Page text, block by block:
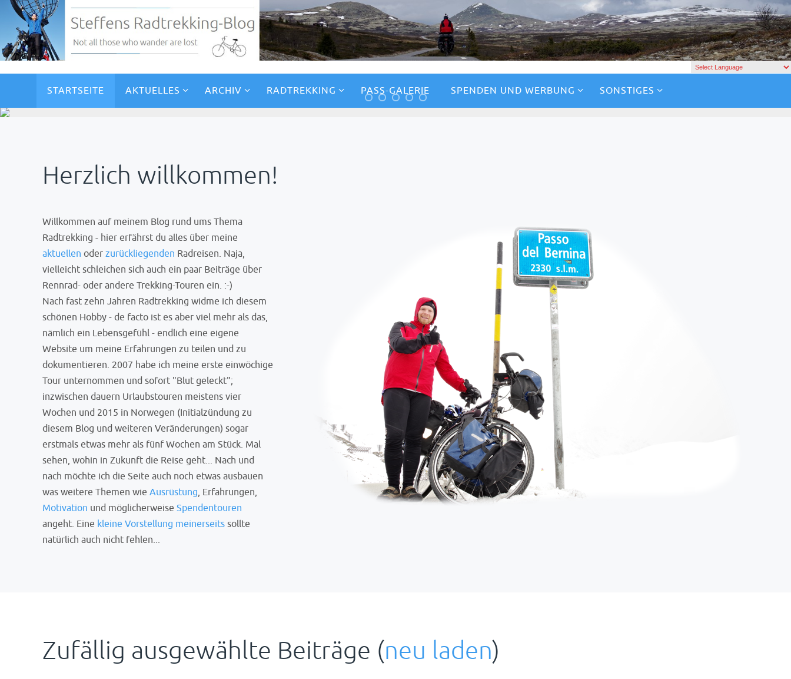
STARTSEITE AKTUELLES ARCHIV RADTREKKING PASS-GALERIE SPENDEN UND WERBUNG SONSTIGES
Herzlich willkommen!
Willkommen auf meinem Blog rund ums Thema
Radtrekking - hier erfährst du alles über meine
aktuellen oder zurückliegenden Radreisen. Naja,
vielleicht schleichen sich auch ein paar Beiträge über
Rennrad- oder andere Trekking-Touren ein. :-)
Nach fast zehn Jahren Radtrekking widme ich diesem
schönen Hobby - de facto ist es aber viel mehr als das,
nämlich ein Lebensgefühl - endlich eine eigene
Website um meine Erfahrungen zu teilen und zu
dokumentieren. 2007 habe ich meine erste einwöchige
Tour unternommen und sofort "Blut geleckt";
inzwischen dauern Urlaubstouren meistens vier
Wochen und 2015 in Norwegen (Initialzündung zu
diesem Blog und weiteren Veränderungen) sogar
erstmals etwas mehr als fünf Wochen am Stück. Mal
sehen, wohin in Zukunft die Reise geht... Nach und
nach möchte ich die Seite auch noch etwas ausbauen
was weitere Themen wie Ausrüstung, Erfahrungen,
Motivation und möglicherweise Spendentouren
angeht. Eine kleine Vorstellung meinerseits sollte
natürlich auch nicht fehlen...
Zufällig ausgewählte Beiträge (neu laden)